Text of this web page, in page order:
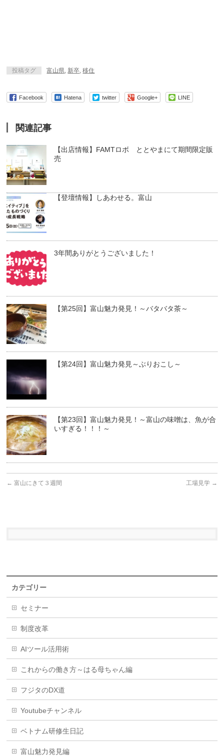
投稿タグ 富山県 新卒 ,移住
Facebook Hatena twitter Google+ LINE
関連記事
【出店情報】FAMTロボ ととやまにて期間限定販
売
【登壇情報】しあわせる。富山
3年間ありがとうございました！
【第25回】富山魅力発見！～バタバタ茶～
【第24回】富山魅力発見～ぶりおこし～
【第23回】富山魅力発見！～富山の味噌は、魚が合
いすぎる！！！～
← 富山にきて３週間 工場見学 →
カテゴリー
セミナー
制度改革
AIツール活用術
これからの働き方～はる母ちゃん編
フジタのDX道
Youtubeチャンネル
ベトナム研修生日記
富山魅力発見編